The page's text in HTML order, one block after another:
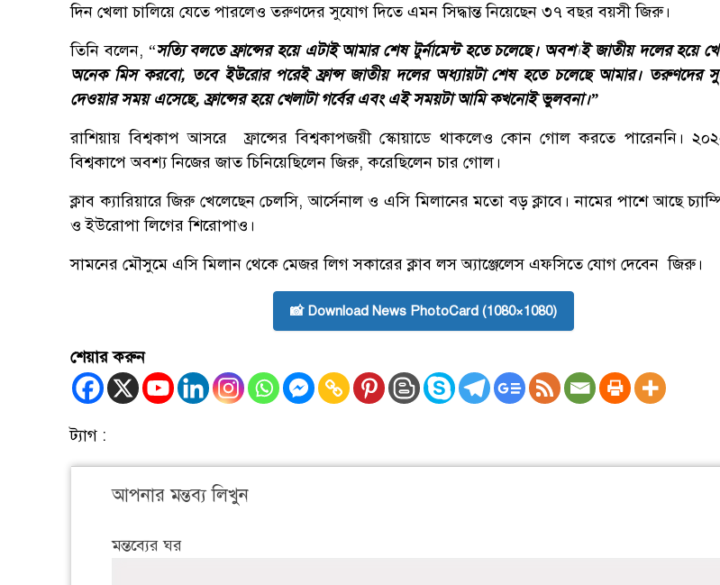
দিন খেলা চালিয়ে যেতে পারলেও তরুণদের সুযোগ দিতে এমন সিদ্ধান্ত নিয়েছেন ৩৭ বছর বয়সী জিরু।
তিনি বলেন, “সত্যি বলতে ফ্রান্সের হয়ে এটাই আমার শেষ টুর্নামেন্ট হতে চলেছে। অবশ্যই জাতীয় দলের হয়ে
অনেক মিস করবো, তবে ইউরোর পরেই ফ্রান্স জাতীয় দলের অধ্যায়টা শেষ হতে চলেছে আমার। তরুণদের
দেওয়ার সময় এসেছে, ফ্রান্সের হয়ে খেলাটা গর্বের এবং এই সময়টা আমি কখনোই ভুলবনা।”
রাশিয়ায় বিশ্বকাপ আসরে ফ্রান্সের বিশ্বকাপজয়ী স্কোয়াডে থাকলেও কোন গোল করতে পারেননি।
বিশ্বকাপে অবশ্য নিজের জাত চিনিয়েছিলেন জিরু, করেছিলেন চার গোল।
ক্লাব ক্যারিয়ারে জিরু খেলেছেন চেলসি, আর্সেনাল ও এসি মিলানের মতো বড় ক্লাবে। নামের পাশে আছে
ও ইউরোপা লিগের শিরোপাও।
সামনের মৌসুমে এসি মিলান থেকে মেজর লিগ সকারের ক্লাব লস অ্যাঞ্জেলেস এফসিতে যোগ দেবেন জিরু।
📸 Download News PhotoCard (1080×1080)
শেয়ার করুন
ট্যাগ :
আপনার মন্তব্য লিখুন
মন্তব্যের ঘর